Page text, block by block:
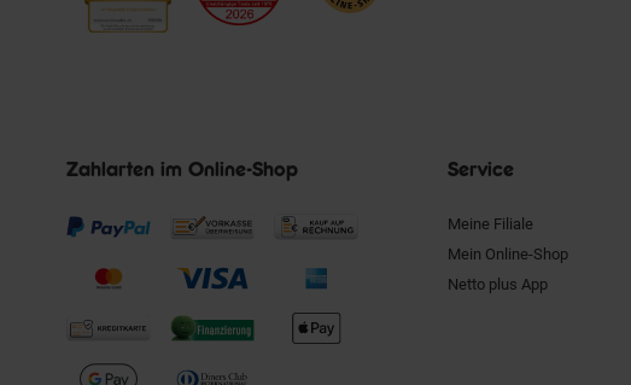
Zahlarten im Online-Shop Service
Meine Filiale
Mein Online-Shop
Netto plus App